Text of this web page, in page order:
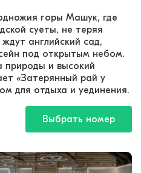
горы Машук, где
суеты, не теряя
английский сад,
под открытым небом.
природы и высокий
«Затерянный рай у
для отдыха и уединения.
Выбрать номер